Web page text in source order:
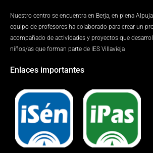
Nuestro centro se encuentra en Berja, en plena
equipo de profesores ha colaborado para crear un
acompañado de actividades y proyectos que
niños/as que forman parte de IES Villavieja
Enlaces importantes